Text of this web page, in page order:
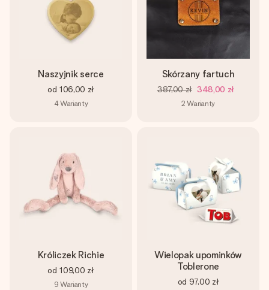
Naszyjnik serce
od 106,00 zł
4Warianty
Skórzany fartuch
387,00 zł 348,00 zł
2 Warianty
Króliczek Richie
od 109,00 zł
9 Warianty
Wielopak upominków
Toblerone
od 97,00 zł